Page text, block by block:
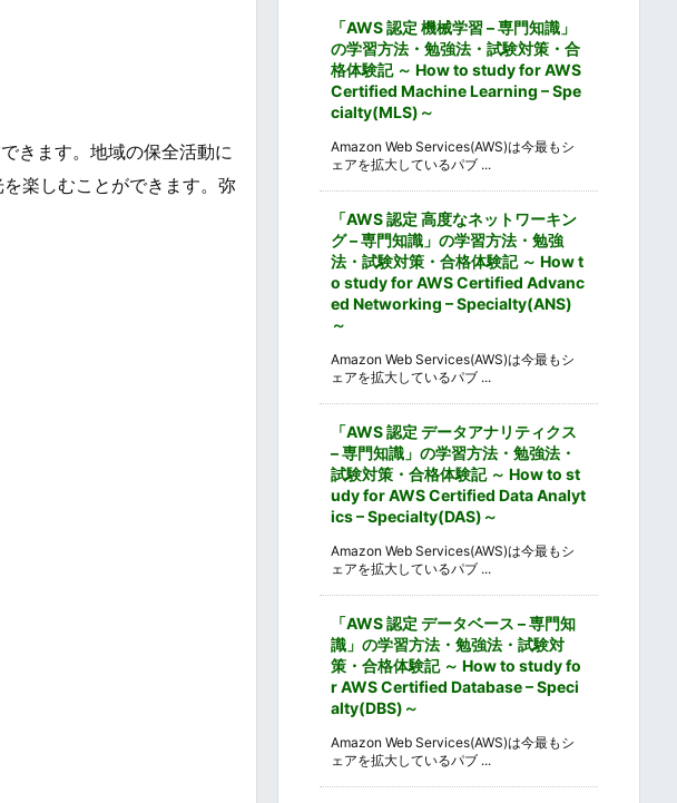
きます。地域の保全活動に
楽しむことができます。弥
「AWS 認定 機械学習 – 専門知識」
の学習方法・勉強法・試験対策・合
格体験記 ～ How to study for AWS
Certified Machine Learning – Spe
cialty(MLS)～
Amazon Web Services(AWS)は今最もシ
ェアを拡大しているパブ ...
「AWS 認定 高度なネットワーキン
グ – 専門知識」の学習方法・勉強
法・試験対策・合格体験記 ～ How t
o study for AWS Certified Advanc
ed Networking – Specialty(ANS)
～
Amazon Web Services(AWS)は今最もシ
ェアを拡大しているパブ ...
「AWS 認定 データアナリティクス
– 専門知識」の学習方法・勉強法・
試験対策・合格体験記 ～ How to st
udy for AWS Certified Data Analyt
ics – Specialty(DAS)～
Amazon Web Services(AWS)は今最もシ
ェアを拡大しているパブ ...
「AWS 認定 データベース – 専門知
識」の学習方法・勉強法・試験対
策・合格体験記 ～ How to study fo
r AWS Certified Database – Speci
alty(DBS)～
Amazon Web Services(AWS)は今最もシ
ェアを拡大しているパブ ...